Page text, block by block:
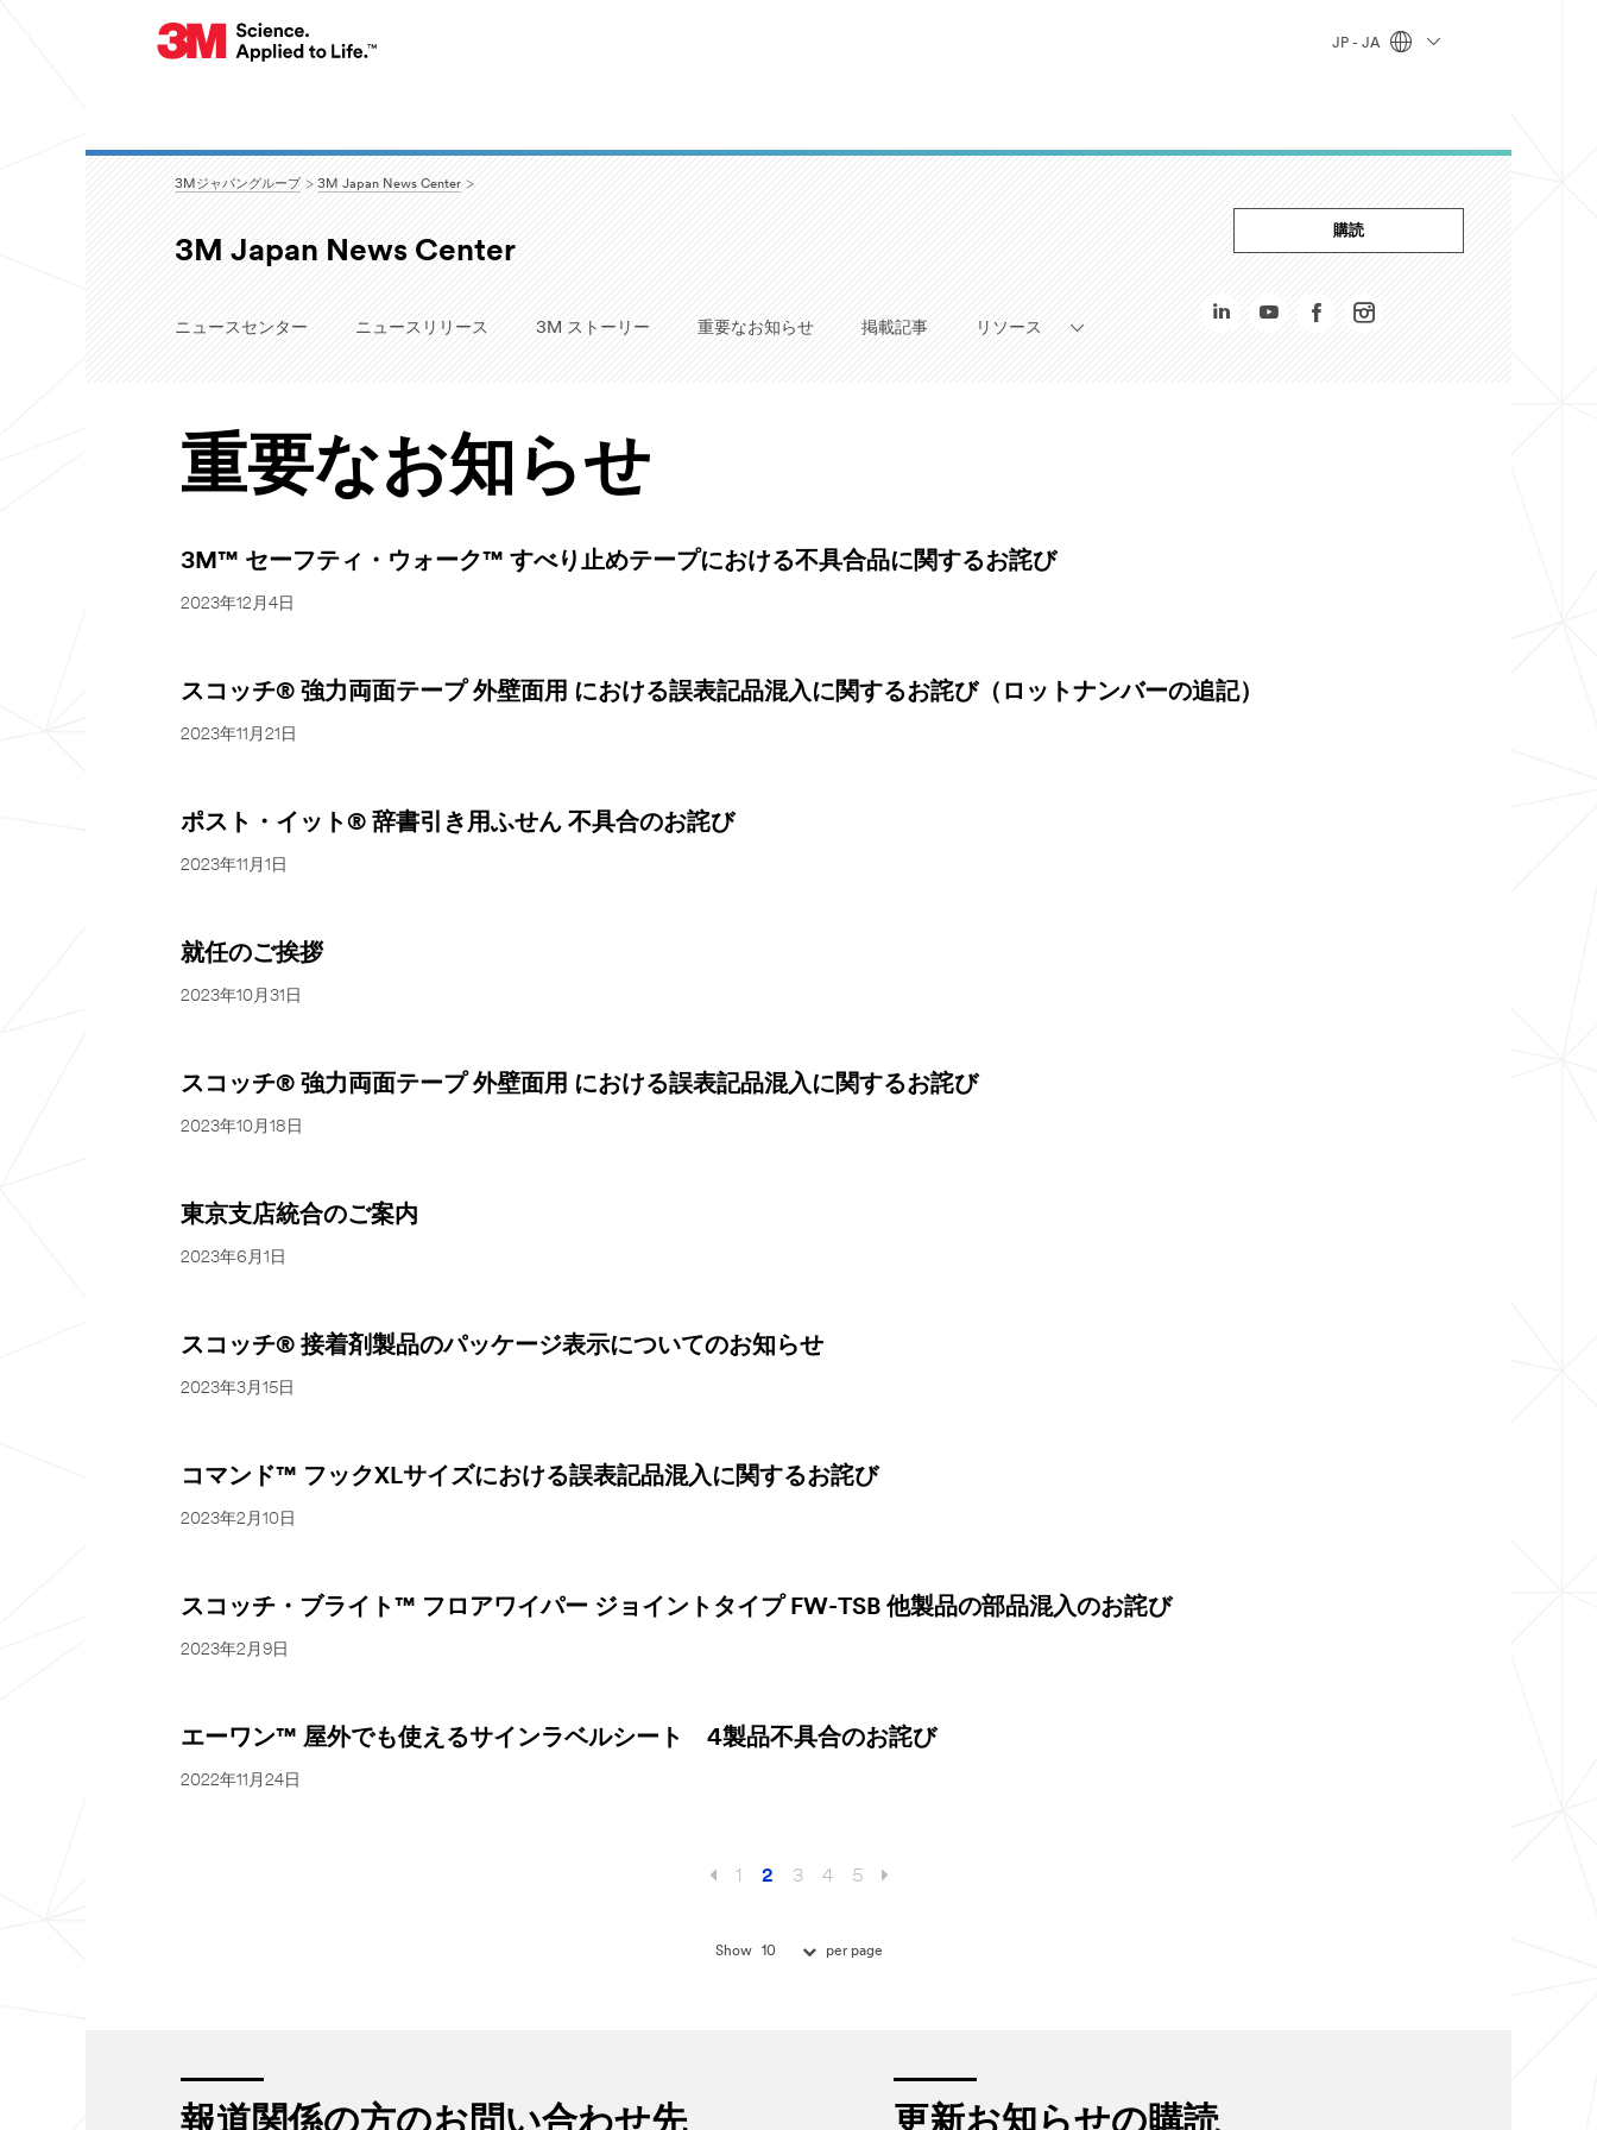
JP - JA
3Mジャパングループ 3M Japan News Center
3M Japan News Center
ニュースセンター ニュースリリース 3M ストーリー 重要なお知らせ 掲載記事 リソース
購読
重要なお知らせ
3M™ セーフティ・ウォーク™ すべり止めテープにおける不具合品に関するお詫び
2023年12月4日
スコッチ® 強力両面テープ 外壁面用 における誤表記品混入に関するお詫び（ロットナンバーの追記）
2023年11月21日
ポスト・イット® 辞書引き用ふせん 不具合のお詫び
2023年11月1日
就任のご挨拶
2023年10月31日
スコッチ® 強力両面テープ 外壁面用 における誤表記品混入に関するお詫び
2023年10月18日
東京支店統合のご案内
2023年6月1日
スコッチ® 接着剤製品のパッケージ表示についてのお知らせ
2023年3月15日
コマンド™ フックXLサイズにおける誤表記品混入に関するお詫び
2023年2月10日
スコッチ・ブライト™ フロアワイパー ジョイントタイプ FW-TSB 他製品の部品混入のお詫び
2023年2月9日
エーワン™ 屋外でも使えるサインラベルシート 4製品不具合のお詫び
2022年11月24日
Show 10 per page
1 2 3 4 5